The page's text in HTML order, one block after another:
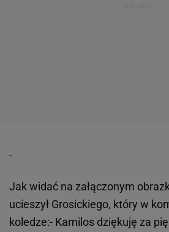
Jak widać na załączonym
ucieszył Grosickiego, który w
koledze:- Kamilos dziękuję za